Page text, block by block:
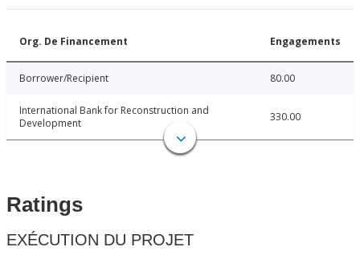
Org. De Financement Engagements
Borrower/Recipient 80.00
International Bank for Reconstruction and
Development
330.00
Ratings
EXÉCUTION DU PROJET